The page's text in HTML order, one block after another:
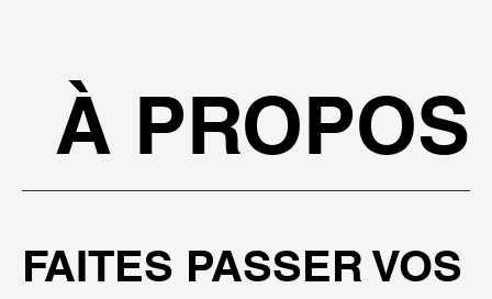
À PROPOS
FAITES PASSER VOS